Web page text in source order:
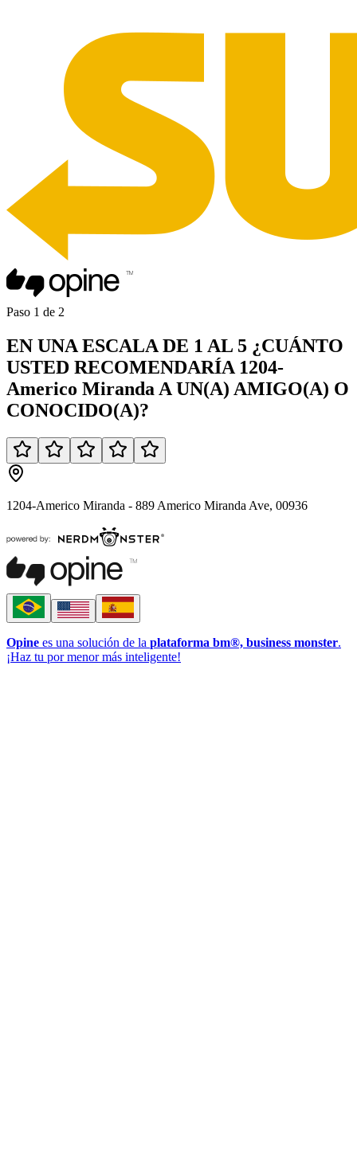
Paso 1 de 2
EN UNA ESCALA DE 1 AL 5 ¿CUÁNTO
USTED RECOMENDARÍA 1204-
Americo Miranda A UN(A) AMIGO(A) O
CONOCIDO(A)?
1204-Americo Miranda - 889 Americo Miranda Ave, 00936
Opine es una solución de la plataforma bm®, business monster.
¡Haz tu por menor más inteligente!